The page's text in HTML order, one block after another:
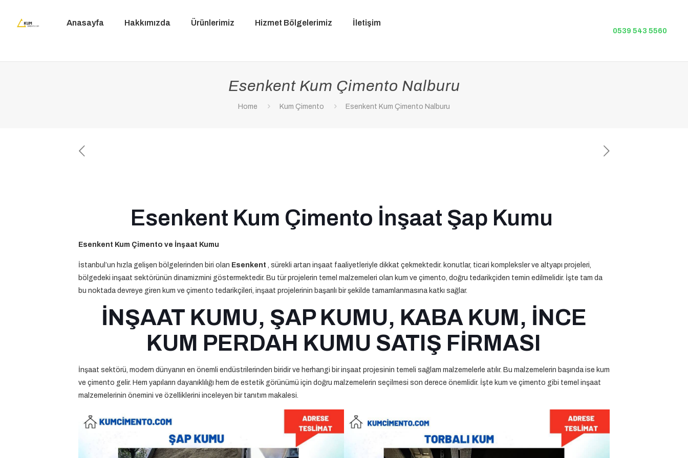
Anasayfa Hakkımızda Ürünlerimiz Hizmet Bölgelerimiz İletişim
0539 543 5560
Esenkent Kum Çimento Nalburu
Home Kum Çimento Esenkent Kum Çimento Nalburu
Esenkent Kum Çimento İnşaat Şap Kumu
Esenkent Kum Çimento ve İnşaat Kumu
İstanbul’un hızla gelişen bölgelerinden biri olan Esenkent , sürekli artan inşaat faaliyetleriyle dikkat çekmektedir. konutlar, ticari kompleksler ve altyapı projeleri,
bölgedeki inşaat sektörünün dinamizmini göstermektedir. Bu tür projelerin temel malzemeleri olan kum ve çimento, doğru tedarikçiden temin edilmelidir. İşte tam da
bu noktada devreye giren kum ve çimento tedarikçileri, inşaat projelerinin başarılı bir şekilde tamamlanmasına katkı sağlar.
İNŞAAT KUMU, ŞAP KUMU, KABA KUM, İNCE
KUM PERDAH KUMU SATIŞ FİRMASI
İnşaat sektörü, modern dünyanın en önemli endüstrilerinden biridir ve herhangi bir inşaat projesinin temeli sağlam malzemelerle atılır. Bu malzemelerin başında ise kum
ve çimento gelir. Hem yapıların dayanıklılığı hem de estetik görünümü için doğru malzemelerin seçilmesi son derece önemlidir. İşte kum ve çimento gibi temel inşaat
malzemelerinin önemini ve özelliklerini inceleyen bir tanıtım makalesi.